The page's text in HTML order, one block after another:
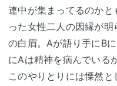
連中が集まってるのか
った女性二人の因縁が
の白眉。Aが語り手にB
にAは精神を病んでいる
このやりとりには慄然